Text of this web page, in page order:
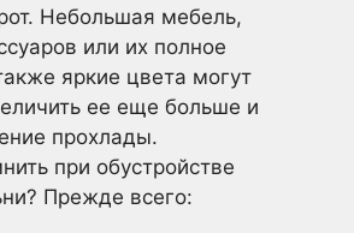
Небольшая мебель,
или их полное
яркие цвета могут
ее еще больше и
прохлады.
при обустройстве
Прежде всего: